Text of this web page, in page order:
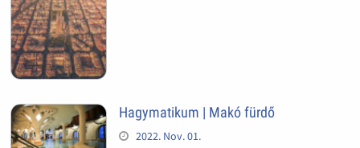
Hagymatikum | Makó fürdő
2022. Nov. 01.